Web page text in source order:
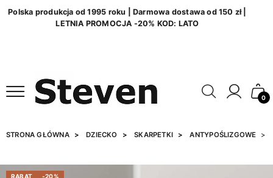
Polska produkcja od 1995 roku | Darmowa dostawa od 150 zł |
LETNIA PROMOCJA -20% KOD: LATO
0
STRONA GŁÓWNA DZIECKO SKARPETKI ANTYPOŚLIZGOWE
RABAT -20%